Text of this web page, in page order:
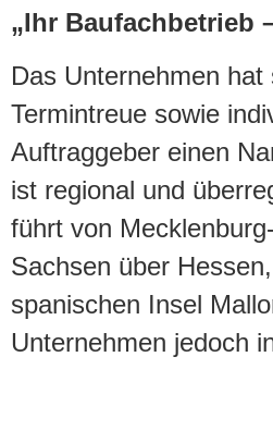
„Ihr Baufachbetrieb
Das Unternehmen
Termintreue sowie
Auftraggeber einen
ist regional und
führt von
Sachsen über
spanischen Insel
Unternehmen jedoch